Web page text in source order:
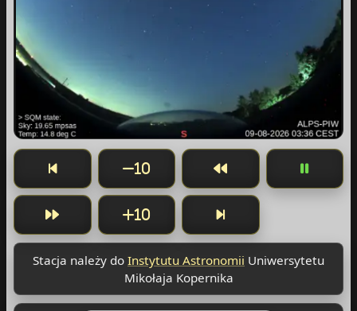
10
10
Stacja należy do Instytutu Astronomii Uniwersytetu
Mikołaja Kopernika